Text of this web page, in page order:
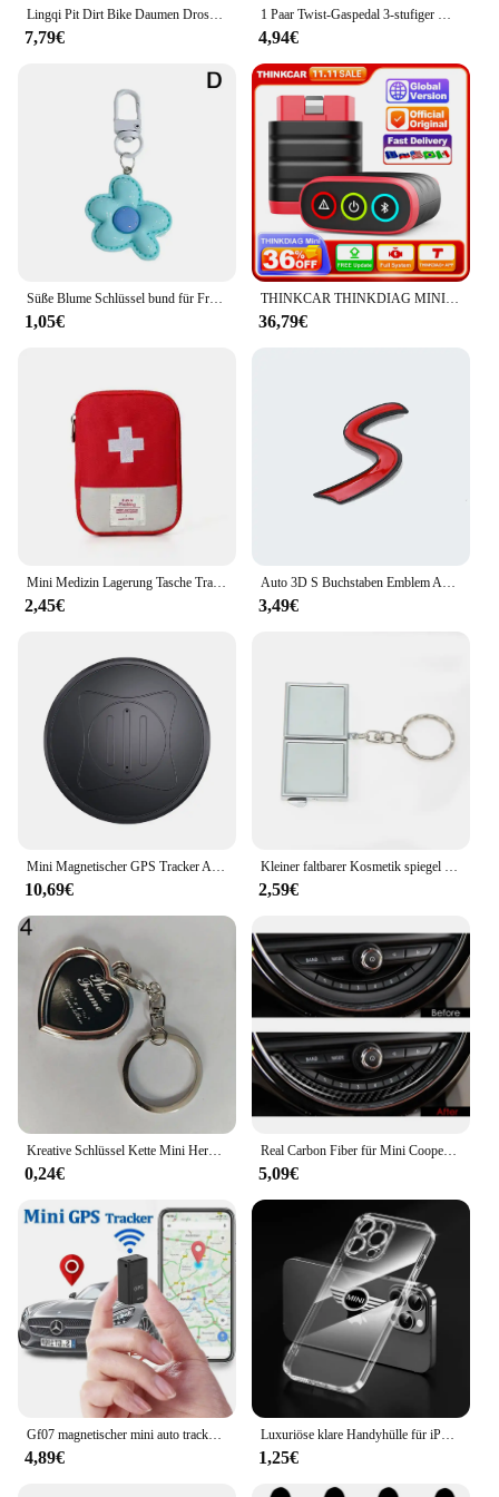
gear.
Lingqi Pit Dirt Bike Daumen Drossel klappe Motorrad Geschwindigkeit regelung Beschleuniger wasserdicht 7/8 "22mm Universal für Moto Teile
7,79€
1 Paar Twist-Gaspedal 3-stufiger Griff für 47ccm 49ccm Mini Dirt Bike Quad Pocket Motorrad teile
4,94€
Süße Blume Schlüssel bund für Frauen Mädchen kawaii Dopamin Farbe Blumen schlüssel Mini Rucksack Geldbörse Schlüssel bund Autos chl üssel m8c7
1,05€
THINKCAR THINKDIAG MINI Obd2 Scanner Für Auto Full Obd 2 Funktion System Diagnose Werkzeug Auto Diagnose Code Reader PK ELM327
36,79€
2,45€ 3,49€
10,69€ 2,59€
0,24€
Real Carbon Fiber für Mini Cooper F55 F56 Konsole Navigation Bildschirm Rahmen Trim
5,09€
4,89€
Luxuriöse klare Handyhülle für iPhone 11 12 13 14 Pro Max XR X XS SE 7 8 Plus für MINI Cooper Kühlschrank One F56 R56 R57 R58 R59 R60
1,25€